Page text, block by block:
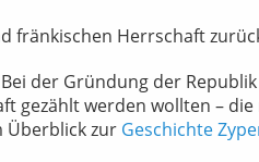
fränkischen Herrschaft
der Gründung der
gezählt werden wollten –
Überblick zur Geschichte